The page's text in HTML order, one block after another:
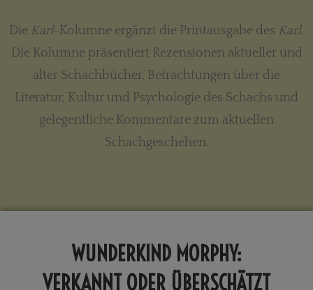
Die Karl-Kolumne ergänzt die Printausgabe des Karl.
Die Kolumne präsentiert Rezensionen aktueller und
alter Schachbücher, Betrachtungen über die
Literatur, Kultur und Psychologie des Schachs und
gelegentliche Kommentare zum aktuellen
Schachgeschehen.
WUNDERKIND MORPHY:
VERKANNT ODER ÜBERSCHÄTZT